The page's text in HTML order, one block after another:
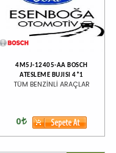
4M5J-12405-AA BOSCH
ATESLEME BUJISI 4*1
TÜM BENZİNLİ ARAÇLAR
0